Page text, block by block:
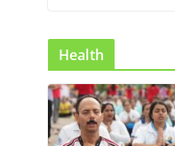
Health